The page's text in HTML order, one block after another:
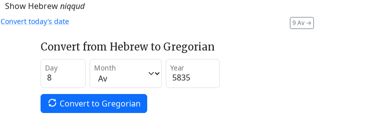
Show Hebrewniqqud
9 Av →
Convert today’s date
Convert from Hebrew to Gregorian
Day Month Year
Convert to Gregorian